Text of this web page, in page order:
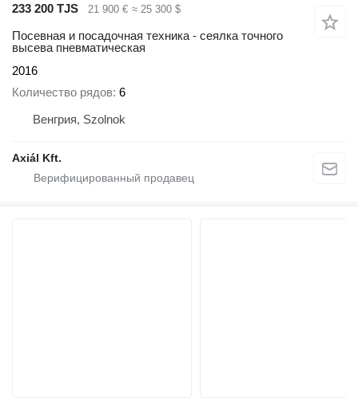
233 200 TJS
21 900 € ≈ 25 300 $
Посевная и посадочная техника - сеялка точного
высева пневматическая
2016
Количество рядов 6
Венгрия, Szolnok
Axiál Kft.